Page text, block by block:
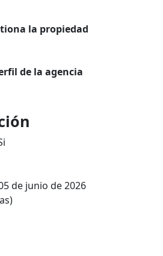
la propiedad
de la agencia
de junio de 2026